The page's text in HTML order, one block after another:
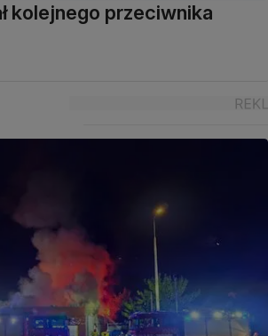
kolejnego przeciwnika